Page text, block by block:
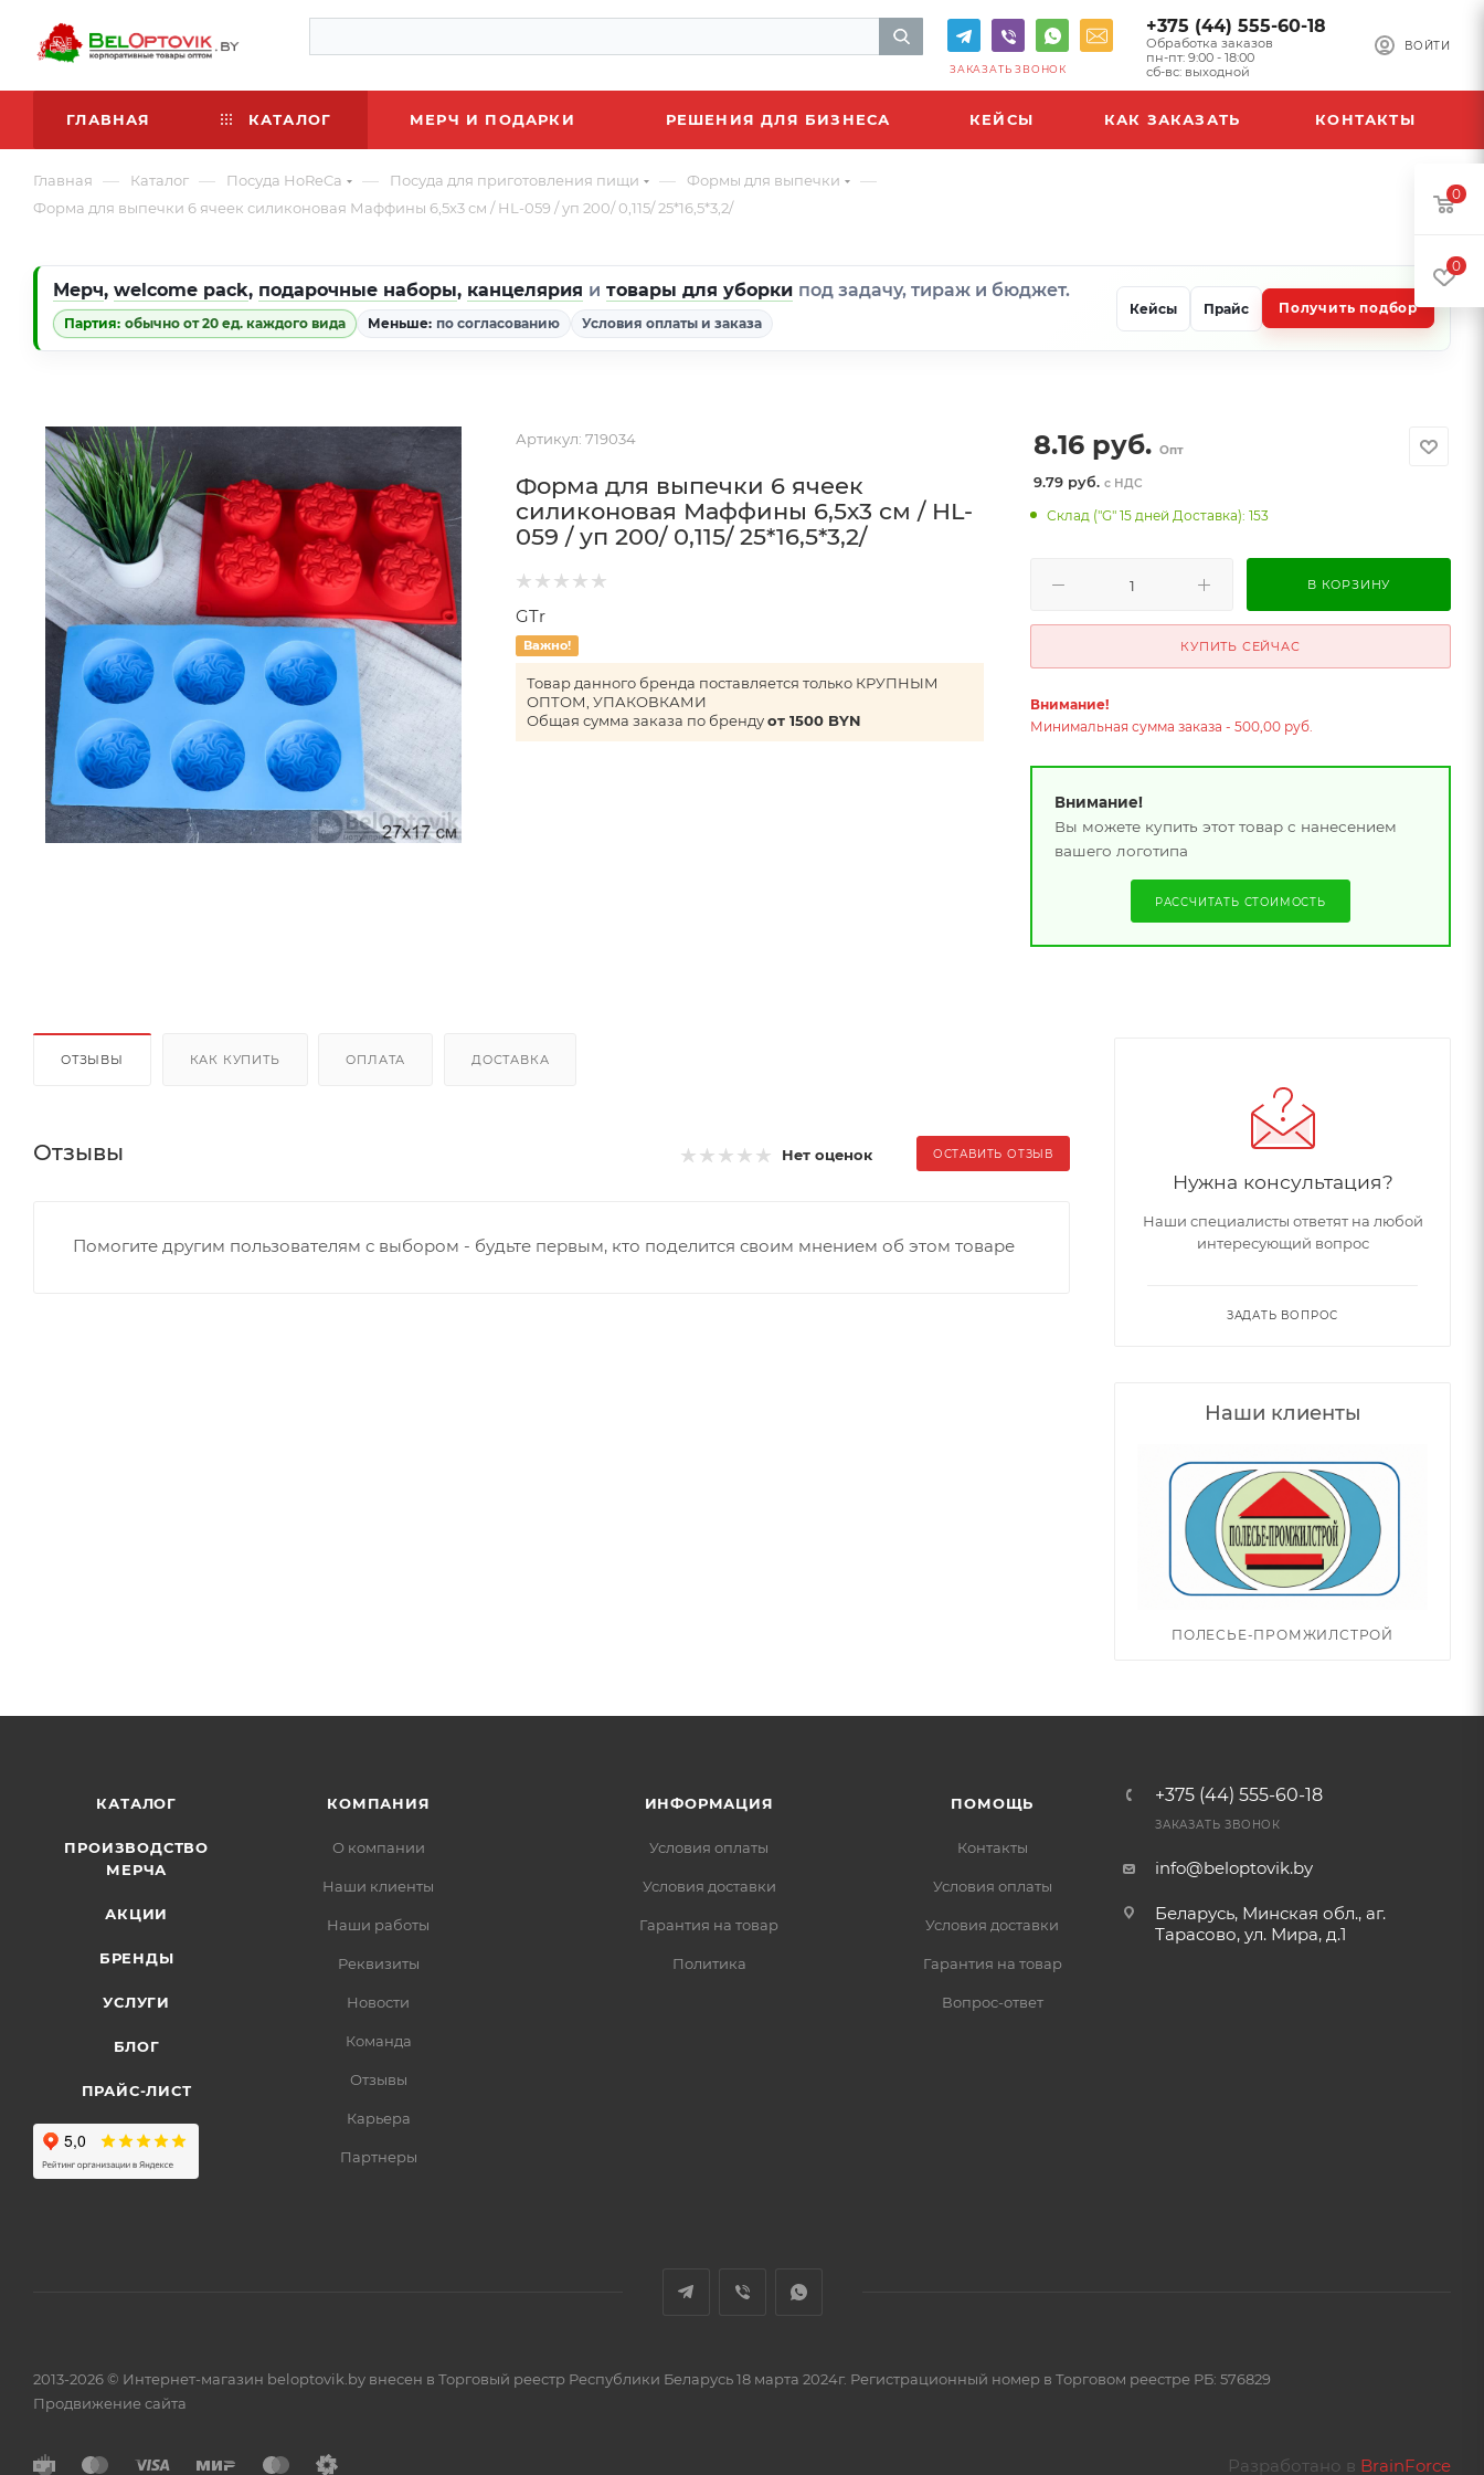
ВОЙТИ
+375 (44) 555-60-18
Обработка заказов
пн-пт: 9:00 - 18:00
сб-вс: выходной
ЗАКАЗАТЬ ЗВОНОК
ГЛАВНАЯ КАТАЛОГ МЕРЧ И ПОДАРКИ РЕШЕНИЯ ДЛЯ БИЗНЕСА КЕЙСЫ КАК ЗАКАЗАТЬ КОНТАКТЫ
Главная — Каталог — Посуда HoReCa — Посуда для приготовления пищи — Формы для выпечки —
Форма для выпечки 6 ячеек силиконовая Маффины 6,5х3 см / HL-059 / уп 200/ 0,115/ 25*16,5*3,2/
Мерч, welcome pack, подарочные наборы, канцелярия и товары для уборки под задачу, тираж и бюджет.
Партия: обычно от 20 ед. каждого вида Меньше: по согласованию Условия оплаты и заказа
Кейсы Прайс Получить подбор
Артикул: 719034
Форма для выпечки 6 ячеек
силиконовая Маффины 6,5х3 см / HL-
059 / уп 200/ 0,115/ 25*16,5*3,2/
GTr
Важно!
Товар данного бренда поставляется только КРУПНЫМ
ОПТОМ, УПАКОВКАМИ
Общая сумма заказа по брендуот 1500 BYN
8.16руб. Опт
9.79 руб. с НДС
Склад ("G" 15 дней Доставка): 153
В КОРЗИНУ
КУПИТЬ СЕЙЧАС
Внимание!
Минимальная сумма заказа - 500,00 руб.
Внимание!
Вы можете купить этот товар с нанесением
вашего логотипа
РАССЧИТАТЬ СТОИМОСТЬ
ОТЗЫВЫ КАК КУПИТЬ ОПЛАТА ДОСТАВКА
Отзывы Нет оценок ОСТАВИТЬ ОТЗЫВ
Помогите другим пользователям с выбором - будьте первым, кто поделится своим мнением об этом товаре
Нужна консультация?
Наши специалисты ответят на любой
интересующий вопрос
ЗАДАТЬ ВОПРОС
Наши клиенты
ПОЛЕСЬЕ-ПРОМЖИЛСТРОЙ
КАТАЛОГ
ПРОИЗВОДСТВО
МЕРЧА
АКЦИИ
БРЕНДЫ
УСЛУГИ
БЛОГ
ПРАЙС-ЛИСТ
КОМПАНИЯ
О компании
Наши клиенты
Наши работы
Реквизиты
Новости
Команда
Отзывы
Карьера
Партнеры
ИНФОРМАЦИЯ
Условия оплаты
Условия доставки
Гарантия на товар
Политика
ПОМОЩЬ
Контакты
Условия оплаты
Условия доставки
Гарантия на товар
Вопрос-ответ
+375 (44) 555-60-18
ЗАКАЗАТЬ ЗВОНОК
info@beloptovik.by
Беларусь, Минская обл., аг.
Тарасово, ул. Мира, д.1
2013-2026 © Интернет-магазин beloptovik.by внесен в Торговый реестр Республики Беларусь 18 марта 2024г. Регистрационный номер в Торговом реестре РБ: 576829
Продвижение сайта
Разработано в BrainForce
0
0